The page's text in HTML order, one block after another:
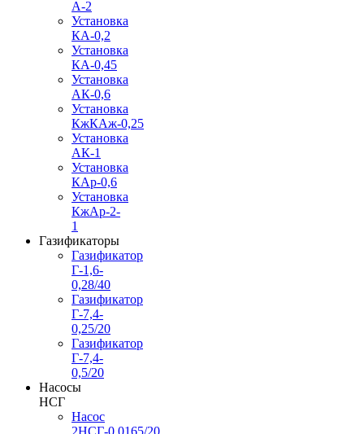
А-2
Установка
КА-0,2
Установка
КА-0,45
Установка
АК-0,6
Установка
КжКАж-0,25
Установка
АК-1
Установка
КАр-0,6
Установка
КжАр-2-
1
Газификаторы
Газификатор
Г-1,6-
0,28/40
Газификатор
Г-7,4-
0,25/20
Газификатор
Г-7,4-
0,5/20
Насосы
НСГ
Насос